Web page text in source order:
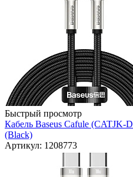
Быстрый просмотр
Кабель Baseus Cafule (CATJK-
(Black)
Артикул: 1208773